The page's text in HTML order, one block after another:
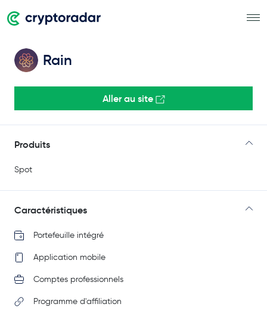
Rain
Aller au site
Produits
Spot
Caractéristiques
Portefeuille intégré
Application mobile
Comptes professionnels
Programme d'affiliation